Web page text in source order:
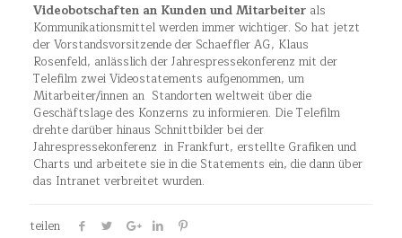
Videobotschaften an Kunden und Mitarbeiterals
Kommunikationsmittel werden immer wichtiger. So hat jetzt
der Vorstandsvorsitzende der Schaeffler AG, Klaus
Rosenfeld, anlässlich der Jahrespressekonferenz mit der
Telefilm zwei Videostatements aufgenommen, um
Mitarbeiter/innen an Standorten weltweit über die
Geschäftslage des Konzerns zu informieren. Die Telefilm
drehte darüber hinaus Schnittbilder bei der
Jahrespressekonferenz in Frankfurt, erstellte Grafiken und
Charts und arbeitete sie in die Statements ein, die dann über
das Intranet verbreitet wurden.
teilen